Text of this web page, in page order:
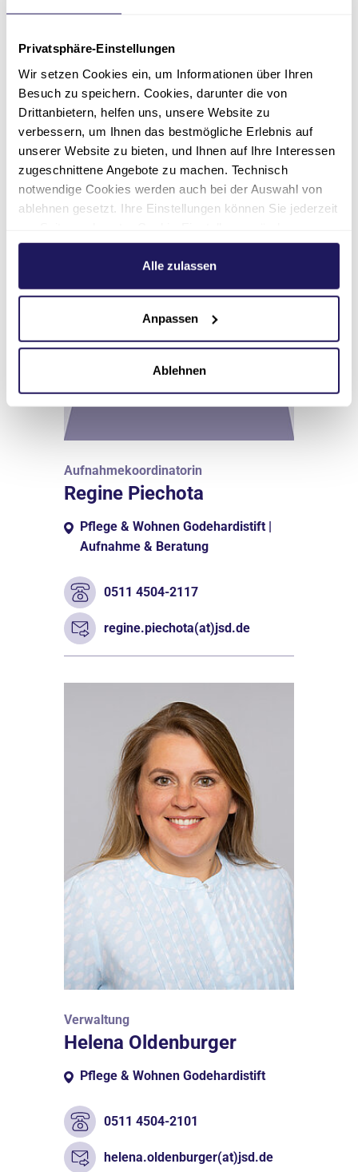
Privatsphäre-Einstellungen
Wir setzen Cookies ein, um Informationen über Ihren
Besuch zu speichern. Cookies, darunter die von
Drittanbietern, helfen uns, unsere Website zu
verbessern, um Ihnen das bestmögliche Erlebnis auf
unserer Website zu bieten, und Ihnen auf Ihre Interessen
zugeschnittene Angebote zu machen. Technisch
notwendige Cookies werden auch bei der Auswahl von
ablehnen gesetzt. Ihre Einstellungen können Sie jederzeit
Weitere Informationen hierzu finden Sie in unserer
.
Alle zulassen
Anpassen
Ablehnen
Ansprechpartner*innen
Aufnahmekoordinatorin
Regine Piechota
Pflege & Wohnen Godehardistift |
Aufnahme & Beratung
0511 4504-2117
regine.piechota(at)jsd.de
Verwaltung
Helena Oldenburger
Pflege & Wohnen Godehardistift
0511 4504-2101
helena.oldenburger(at)jsd.de